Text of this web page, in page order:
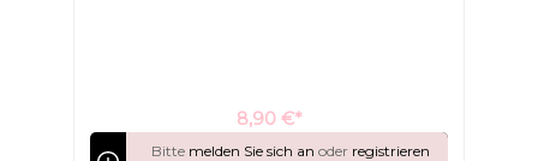
8,90 €*
Bitte melden Sie sich an oder registrieren